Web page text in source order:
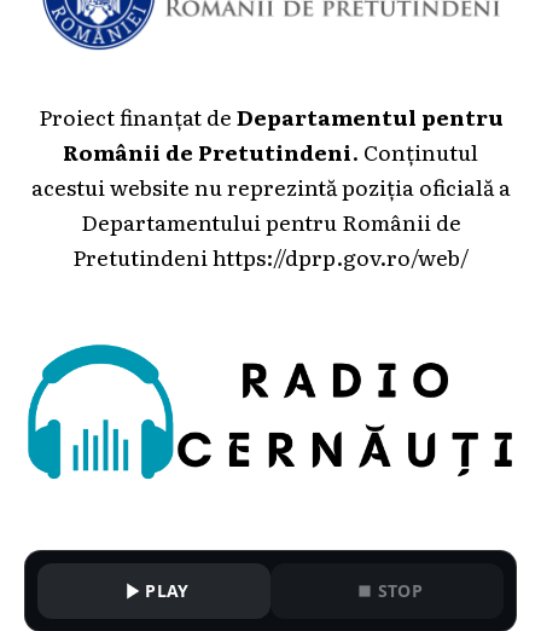
Proiect finanțat deDepartamentul pentru
Românii de Pretutindeni. Conținutul
acestui website nu reprezintă poziția oficială a
Departamentului pentru Românii de
Pretutindeni https://dprp.gov.ro/web/
PLAY STOP